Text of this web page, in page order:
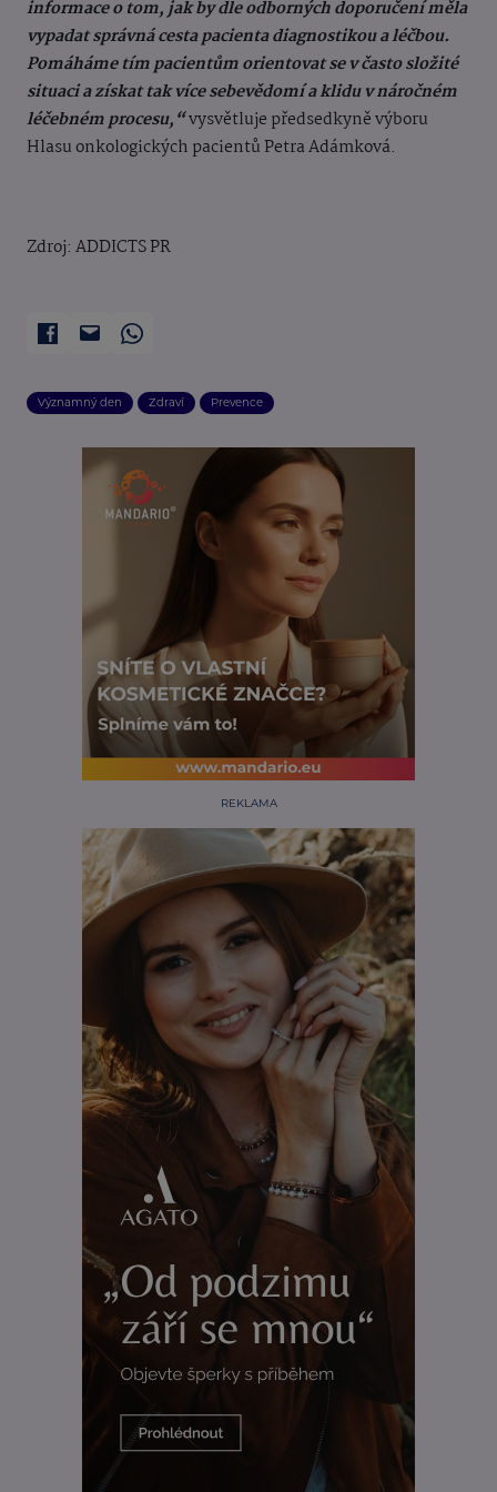
informace o tom, jak by dle odborných doporučení měla
vypadat správná cesta pacienta diagnostikou a léčbou.
Pomáháme tím pacientům orientovat se v často složité
situaci a získat tak více sebevědomí a klidu v náročném
léčebném procesu,“vysvětluje předsedkyně výboru
Hlasu onkologických pacientů Petra Adámková.
Zdroj: ADDICTS PR
Významný den Zdraví Prevence
REKLAMA